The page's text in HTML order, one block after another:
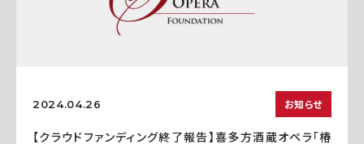
2024.04.26 お知らせ
【クラウドファンディング終了報告】喜多方酒蔵オペラ「椿